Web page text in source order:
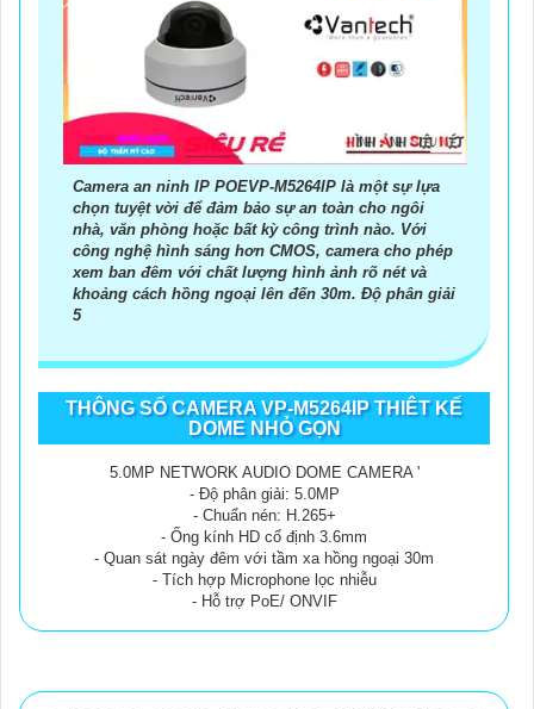
Camera an ninh IP POEVP-M5264IP là một sự lựa
chọn tuyệt vời để đảm bảo sự an toàn cho ngôi
nhà, văn phòng hoặc bất kỳ công trình nào. Với
công nghệ hình sáng hơn CMOS, camera cho phép
xem ban đêm với chất lượng hình ảnh rõ nét và
khoảng cách hồng ngoại lên đến 30m. Độ phân giải
5
THÔNG SỐ CAMERA VP-M5264IP THIÊT KẾ
DOME NHỎ GỌN
5.0MP NETWORK AUDIO DOME CAMERA '
- Độ phân giải: 5.0MP
- Chuẩn nén: H.265+
- Ống kính HD cố định 3.6mm
- Quan sát ngày đêm với tầm xa hồng ngoại 30m
- Tích hợp Microphone lọc nhiễu
- Hỗ trợ PoE/ ONVIF